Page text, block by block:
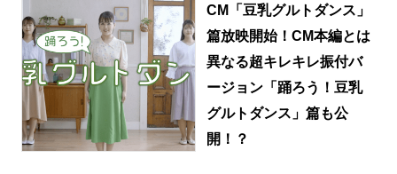
CM「豆乳グルトダンス」
篇放映開始！CM本編とは
異なる超キレキレ振付バ
ージョン「踊ろう！豆乳
グルトダンス」篇も公
開！？